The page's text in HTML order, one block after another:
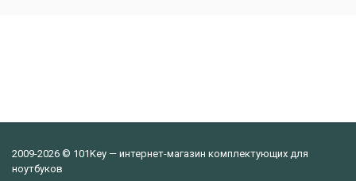
2009-2026 © 101Key — интернет-магазин комплектующих для
ноутбуков